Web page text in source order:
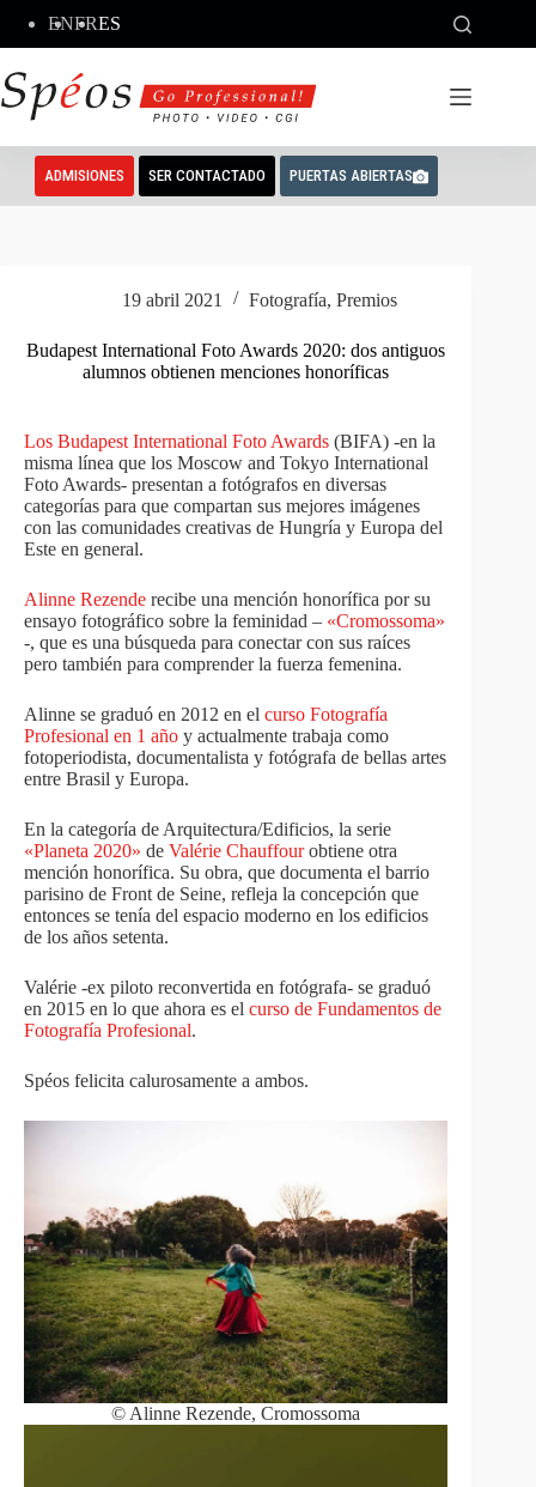
contenido
ENFRES
ADMISIONES SER CONTACTADO PUERTAS ABIERTAS
19 abril 2021 Fotografía,Premios
Budapest International Foto Awards 2020: dos antiguos
alumnos obtienen menciones honoríficas
Los Budapest International Foto Awards (BIFA) -en la
misma línea que los Moscow and Tokyo International
Foto Awards- presentan a fotógrafos en diversas
categorías para que compartan sus mejores imágenes
con las comunidades creativas de Hungría y Europa del
Este en general.
Alinne Rezende recibe una mención honorífica por su
ensayo fotográfico sobre la feminidad – «Cromossoma»
-, que es una búsqueda para conectar con sus raíces
pero también para comprender la fuerza femenina.
Alinne se graduó en 2012 en el curso Fotografía
Profesional en 1 año y actualmente trabaja como
fotoperiodista, documentalista y fotógrafa de bellas artes
entre Brasil y Europa.
En la categoría de Arquitectura/Edificios, la serie
«Planeta 2020» de Valérie Chauffourobtiene otra
mención honorífica. Su obra, que documenta el barrio
parisino de Front de Seine, refleja la concepción que
entonces se tenía del espacio moderno en los edificios
de los años setenta.
Valérie -ex piloto reconvertida en fotógrafa- se graduó
en 2015 en lo que ahora es el curso de Fundamentos de
Fotografía Profesional.
Spéos felicita calurosamente a ambos.
© Alinne Rezende, Cromossoma